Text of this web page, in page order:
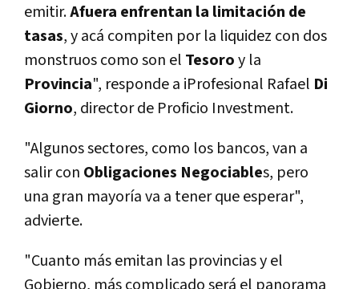
emitir.Afuera enfrentan la limitación de
tasas, y acá compiten por la liquidez con dos
monstruos como son el Tesoroy la
Provincia", responde a iProfesional Rafael Di
Giorno, director de Proficio Investment.
"Algunos sectores, como los bancos, van a
salir con Obligaciones Negociables, pero
una gran mayorí­a va a tener que esperar",
advierte.
"Cuanto más emitan las provincias y el